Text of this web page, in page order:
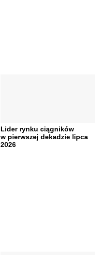
Lider rynku ciągników
w pierwszej dekadzie lipca
2026